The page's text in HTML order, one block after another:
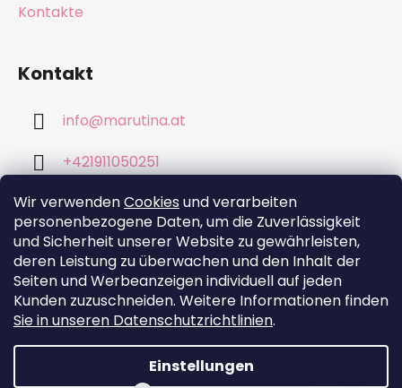
Wir verwendenCookies und verarbeiten
personenbezogene Daten, um die Zuverlässigkeit
und Sicherheit unserer Website zu gewährleisten,
deren Leistung zu überwachen und den Inhalt der
Seiten und Werbeanzeigen individuell auf jeden
Kunden zuzuschneiden. Weitere Informationen finden
Sie in unseren Datenschutzrichtlinien.
Einstellungen
Kontakte
Kontakt
info@marutina.at
+421911050251
Wir akzeptieren online-Zahlungen